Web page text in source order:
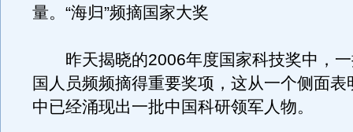
量。“海归”频摘国家大奖
昨天揭晓的2006年度国家科技奖中，一
国人员频频摘得重要奖项，这从一个侧面表
中已经涌现出一批中国科研领军人物。